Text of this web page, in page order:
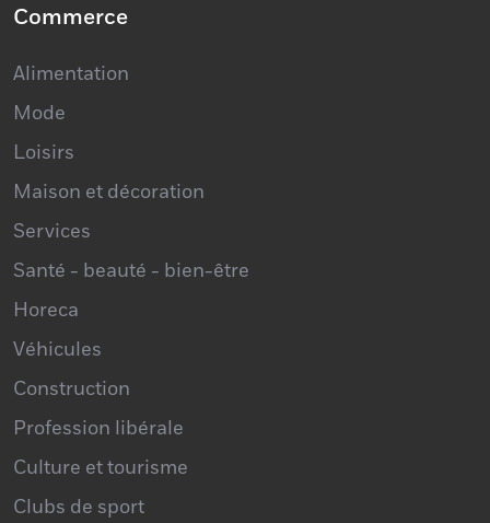
Commerce
Alimentation
Mode
Loisirs
Maison et décoration
Services
Santé - beauté - bien-être
Horeca
Véhicules
Construction
Profession libérale
Culture et tourisme
Clubs de sport